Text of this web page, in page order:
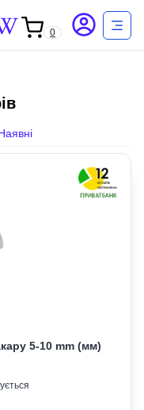
0
5-10 mm (мм)